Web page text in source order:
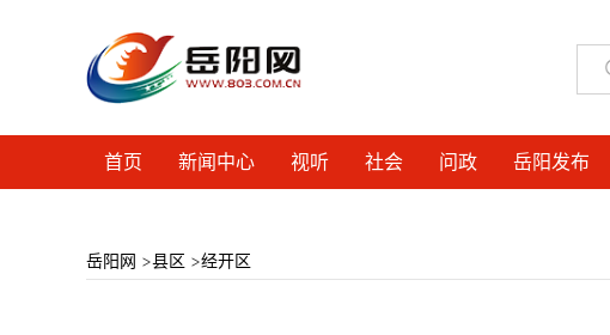
首页 新闻中心 视听 社会 问政 岳阳发布
岳阳网 >县区 >经开区